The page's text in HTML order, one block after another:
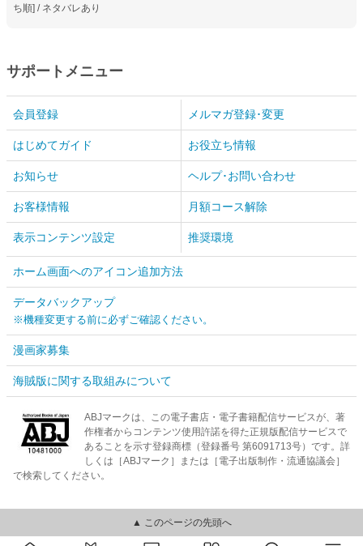
ち順] / ネタバレあり
サポートメニュー
会員登録 メルマガ登録･変更
はじめてガイド お役立ち情報
お知らせ ヘルプ･お問い合わせ
お客様情報 月額コース解除
表示コンテンツ設定 推奨環境
ホーム画面へのアイコン追加方法
データバックアップ
※機種変更する前に必ずご確認ください。
漫画家募集
海賊版に関する取組みについて
ABJマークは、この電子書店・電子書籍配信サービスが、著
作権者からコンテンツ使用許諾を得た正規版配信サービスで
あることを示す登録商標（登録番号 第6091713号）です。詳
しくは［ABJマーク］または［電子出版制作・流通協議会］
で検索してください。
▲ このページの先頭へ